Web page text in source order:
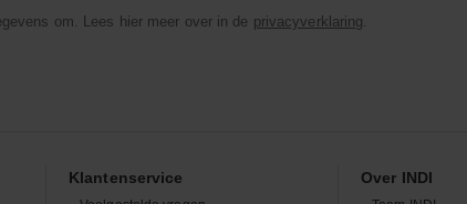
om. Lees hier meer over in de privacyverklaring.
Klantenservice Over INDI